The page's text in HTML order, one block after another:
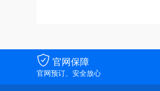
 官网保障
官网预订、安全放心